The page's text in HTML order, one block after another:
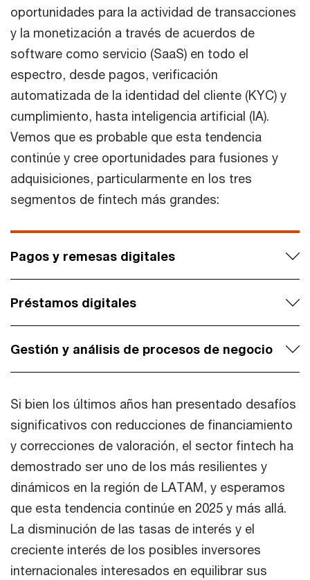
oportunidades para la actividad de transacciones
y la monetización a través de acuerdos de
software como servicio (SaaS) en todo el
espectro, desde pagos, verificación
automatizada de la identidad del cliente (KYC) y
cumplimiento, hasta inteligencia artificial (IA).
Vemos que es probable que esta tendencia
continúe y cree oportunidades para fusiones y
adquisiciones, particularmente en los tres
segmentos de fintech más grandes:
Pagos y remesas digitales
Préstamos digitales
Gestión y análisis de procesos de negocio
Si bien los últimos años han presentado desafíos
significativos con reducciones de financiamiento
y correcciones de valoración, el sector fintech ha
demostrado ser uno de los más resilientes y
dinámicos en la región de LATAM, y esperamos
que esta tendencia continúe en 2025 y más allá.
La disminución de las tasas de interés y el
creciente interés de los posibles inversores
internacionales interesados en equilibrar sus